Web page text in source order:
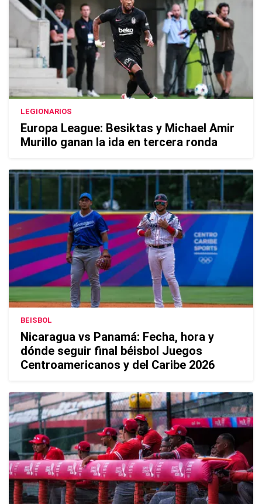
LEGIONARIOS
Europa League: Besiktas y Michael Amir
Murillo ganan la ida en tercera ronda
BEISBOL
Nicaragua vs Panamá: Fecha, hora y
dónde seguir final béisbol Juegos
Centroamericanos y del Caribe 2026